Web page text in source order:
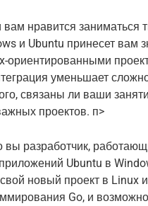
вам нравится
и Ubuntu принесет вам
ориентированными
уменьшает
связаны ли ваши
проектов. п>
вы разработчик,
Ubuntu в
свой новый проект в
Go, и